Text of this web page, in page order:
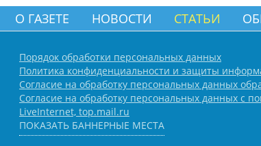
О ГАЗЕТЕ НОВОСТИ СТАТЬИ
Порядок обработки персональных данных
Политика конфиденциальности и защиты
Согласие на обработку персональных данных
Согласие на обработку персональных данных с
LiveInternet, top.mail.ru
ПОКАЗАТЬ БАННЕРНЫЕ МЕСТА